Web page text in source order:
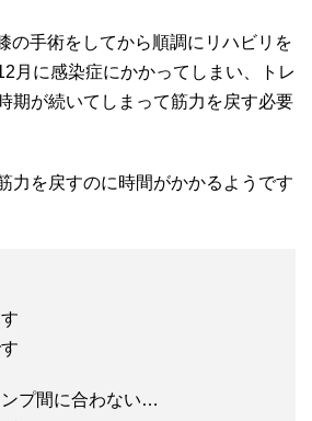
の手術をしてから順調にリハビリを
月に感染症にかかってしまい、トレ
期が続いてしまって筋力を戻す必要
力を戻すのに時間がかかるようです
プ間に合わない…